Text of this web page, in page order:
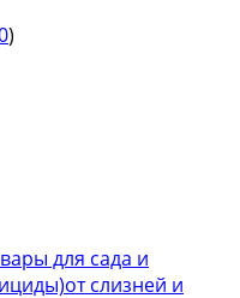
)
для сада и
от слизней и